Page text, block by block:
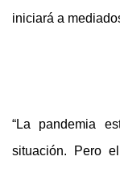
iniciará a
“La pandemia
situación. Pero